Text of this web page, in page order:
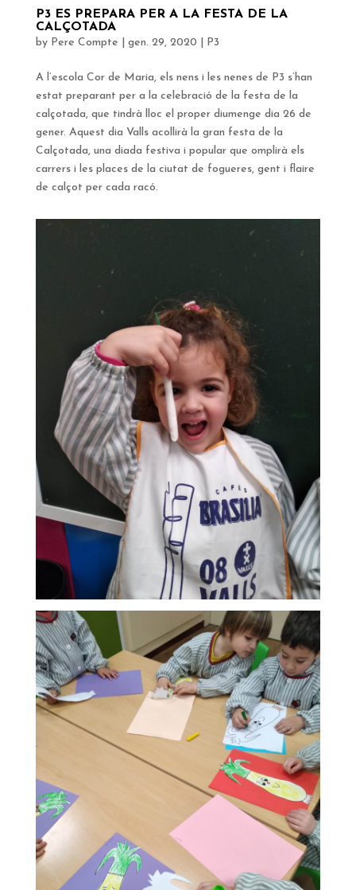
P3 ES PREPARA PER A LA FESTA DE LA
CALÇOTADA
by Pere Compte gen. 29, 2020 P3
A l’escola Cor de Maria, els nens i les nenes de P3 s’han
estat preparant per a la celebració de la festa de la
calçotada, que tindrà lloc el proper diumenge dia 26 de
gener. Aquest dia Valls acollirà la gran festa de la
Calçotada, una diada festiva i popular que omplirà els
carrers i les places de la ciutat de fogueres, gent i flaire
de calçot per cada racó.